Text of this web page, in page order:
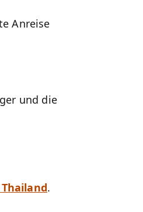
Anreise
und die
.